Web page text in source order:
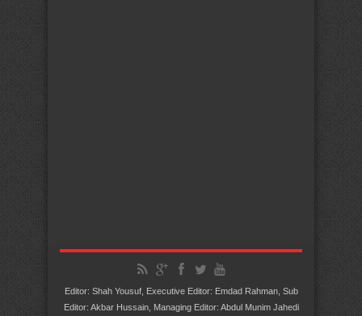
Editor: Shah Yousuf, Executive Editor: Emdad Rahman, Sub
Editor: Akbar Hussain, Managing Editor: Abdul Munim Jahedi